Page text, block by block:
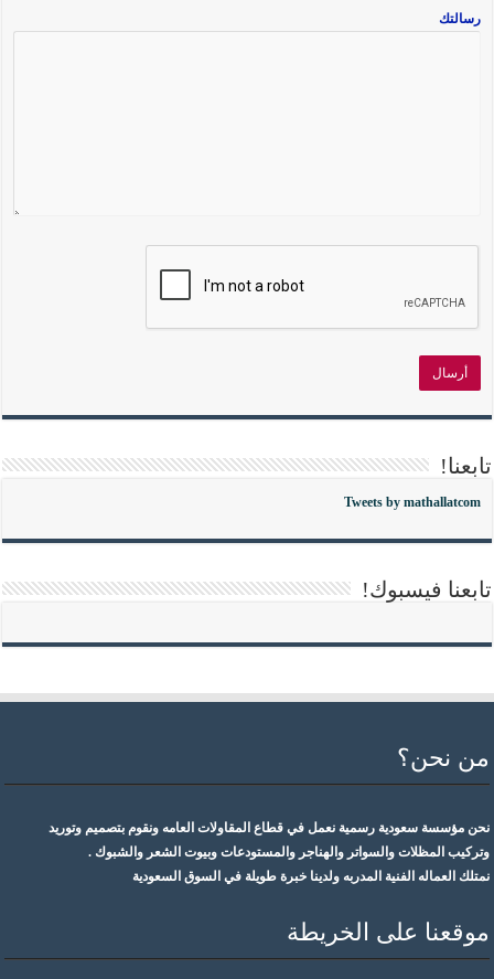
رسالتك
تابعنا!
Tweets by mathallatcom
تابعنا فيسبوك!
من نحن؟
نحن مؤسسة سعودية رسمية نعمل في قطاع المقاولات العامه ونقوم بتصميم وتوريد
وتركيب المظلات والسواتر والهناجر والمستودعات وبيوت الشعر والشبوك .
نمتلك العماله الفنية المدربه ولدينا خبرة طويلة في السوق السعودية
موقعنا على الخريطة